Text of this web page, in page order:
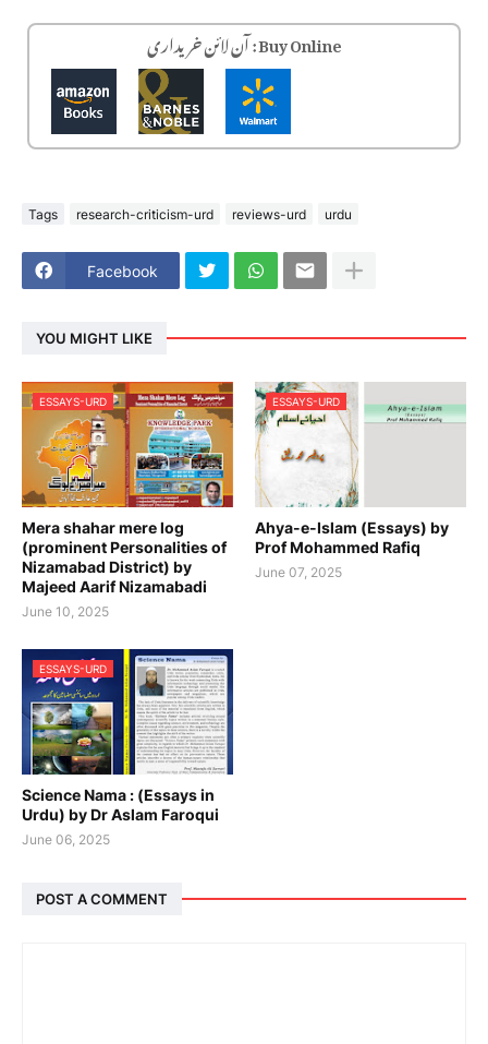
Buy Online : آن لائن خریداری
Tags research-criticism-urd reviews-urd urdu
Facebook
YOU MIGHT LIKE
ESSAYS-URD
Mera shahar mere log
(prominent Personalities of
Nizamabad District) by
Majeed Aarif Nizamabadi
June 10, 2025
ESSAYS-URD
Ahya-e-Islam (Essays) by
Prof Mohammed Rafiq
June 07, 2025
ESSAYS-URD
Science Nama : (Essays in
Urdu) by Dr Aslam Faroqui
June 06, 2025
POST A COMMENT